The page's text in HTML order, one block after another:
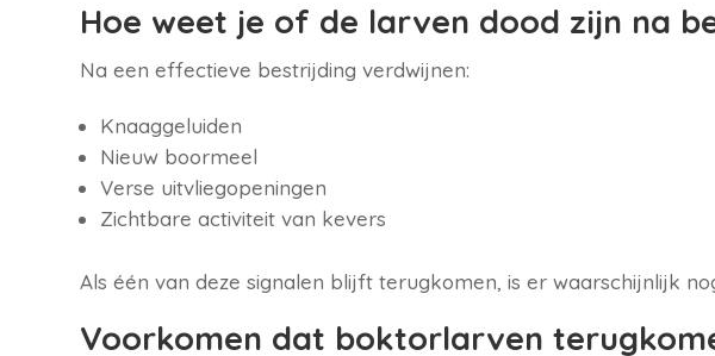
Hoe weet je of de larven dood zijn na
Na een effectieve bestrijding verdwijnen:
Knaaggeluiden
Nieuw boormeel
Verse uitvliegopeningen
Zichtbare activiteit van kevers
Als één van deze signalen blijft terugkomen, is er waarschijnlijk
Voorkomen dat boktorlarven